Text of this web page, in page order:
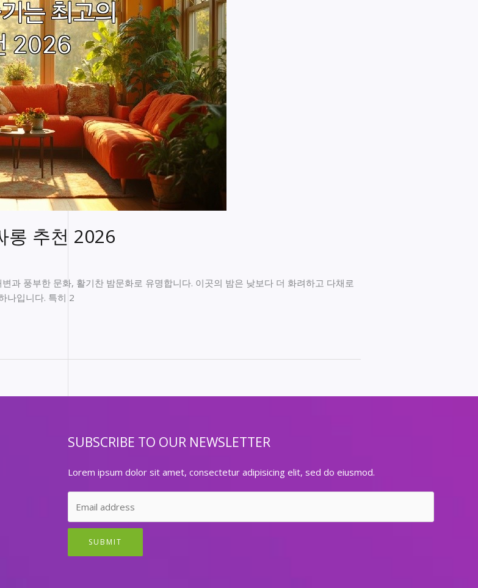
롱 추천 2026
과 풍부한 문화, 활기찬 밤문화로 유명합니다. 이곳의 밤은 낮보다 더 화려하고 다채로
나입니다. 특히 2
SUBSCRIBE TO OUR NEWSLETTER
Lorem ipsum dolor sit amet, consectetur adipisicing elit, sed do eiusmod.
SUBMIT